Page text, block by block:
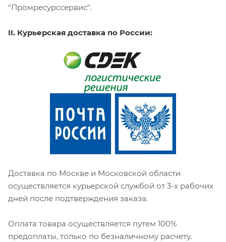
"Промресурссервис".
II. Курьерская доставка по России:
Доставка по Москве и Московской области
осуществляется курьерской службой от 3-х рабочих
дней после подтверждения заказа.
Оплата товара осуществляется путем 100%
предоплаты, только по безналичному расчету.